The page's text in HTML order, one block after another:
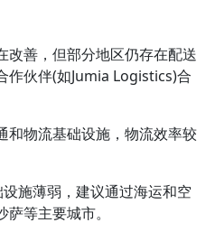
改善，但部分地区仍存在配送
作伙伴(如Jumia Logistics)合
和物流基础设施，物流效率较
施薄弱，建议通过海运和空
等主要城市。